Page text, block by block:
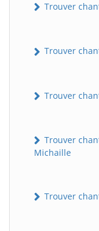
Trouver
Trouver
Trouver
Trouver
Michaille
Trouver